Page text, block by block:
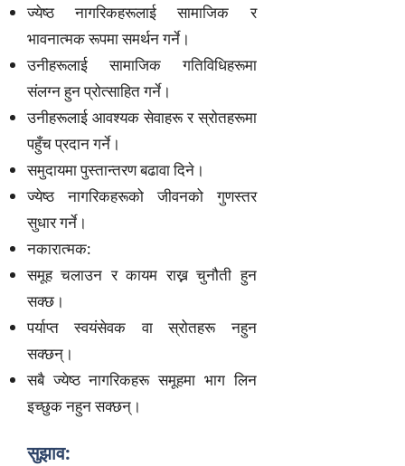
ज्येष्ठ नागरिकहरूलाई सामाजिक र
भावनात्मक रूपमा समर्थन गर्ने।
उनीहरूलाई सामाजिक गतिविधिहरूमा
संलग्न हुन प्रोत्साहित गर्ने।
उनीहरूलाई आवश्यक सेवाहरू र स्रोतहरूमा
पहुँच प्रदान गर्ने।
समुदायमा पुस्तान्तरण बढावा दिने।
ज्येष्ठ नागरिकहरूको जीवनको गुणस्तर
सुधार गर्ने।
नकारात्मक:
समूह चलाउन र कायम राख्न चुनौती हुन
सक्छ।
पर्याप्त स्वयंसेवक वा स्रोतहरू नहुन
सक्छन्।
सबै ज्येष्ठ नागरिकहरू समूहमा भाग लिन
इच्छुक नहुन सक्छन्।
सुझाव: